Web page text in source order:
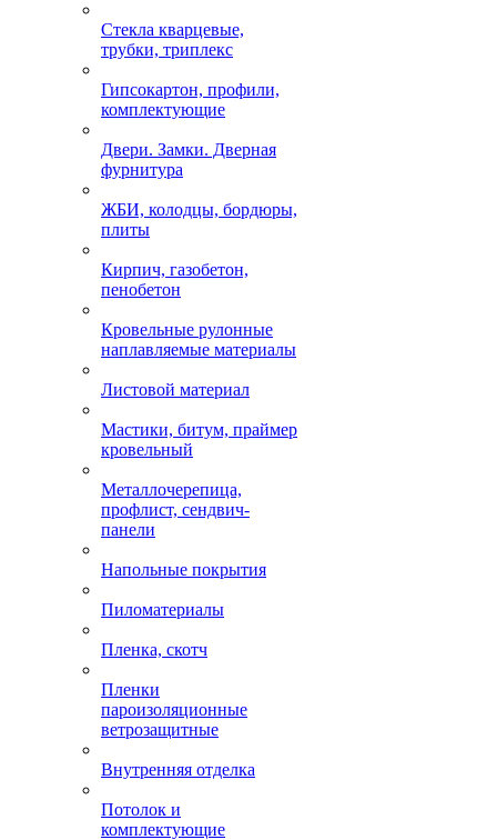
Стекла кварцевые,
трубки, триплекс
Гипсокартон, профили,
комплектующие
Двери. Замки. Дверная
фурнитура
ЖБИ, колодцы, бордюры,
плиты
Кирпич, газобетон,
пенобетон
Кровельные рулонные
наплавляемые материалы
Листовой материал
Мастики, битум, праймер
кровельный
Металлочерепица,
профлист, сендвич-
панели
Напольные покрытия
Пиломатериалы
Пленка, скотч
Пленки
пароизоляционные
ветрозащитные
Внутренняя отделка
Потолок и
комплектующие